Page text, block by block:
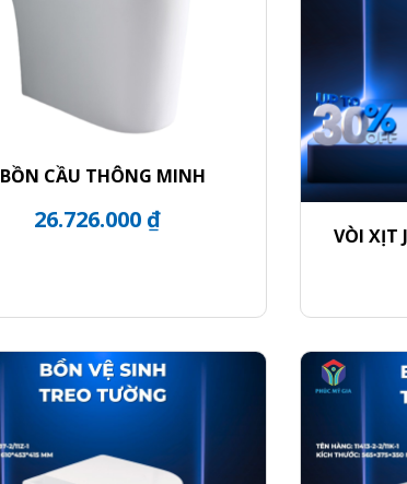
BỒN CẦU THÔNG MINH
26.726.000 ₫
VÒI XỊT